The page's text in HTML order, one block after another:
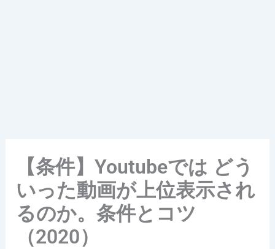
【条件】Youtubeでは どう
いった動画が上位表示され
るのか。条件とコツ
（2020）